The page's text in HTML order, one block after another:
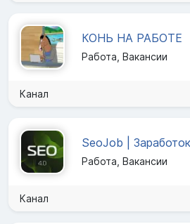
КОНЬ НА РАБОТЕ
Работа, Вакансии
Канал
SeoJob |
Работа, Вакансии
Канал